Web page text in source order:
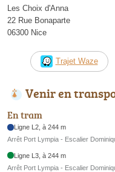
Les Choix d'Anna
22 Rue Bonaparte
06300 Nice
Trajet Waze
Venir en
En tram
Ligne L2, à 244 m
Arrêt Port Lympia - Escalier
Ligne L3, à 244 m
Arrêt Port Lympia - Escalier